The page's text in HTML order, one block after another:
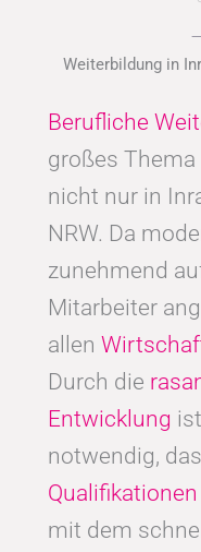
Weiterbildung in
Berufliche
großes
nicht nur in
NRW. Da
zunehmend
Mitarbeiter
allen
Durch die
Entwicklung
notwendig,
Qualifikationen
mit dem